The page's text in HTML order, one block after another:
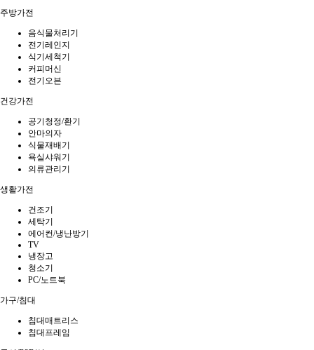
주방가전
음식물처리기
전기레인지
식기세척기
커피머신
전기오븐
건강가전
공기청정/환기
안마의자
식물재배기
욕실샤워기
의류관리기
생활가전
건조기
세탁기
에어컨/냉난방기
TV
냉장고
청소기
PC/노트북
가구/침대
침대매트리스
침대프레임